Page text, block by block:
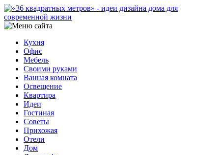
Кухня
Офис
Мебель
Своими руками
Ванная комната
Освещение
Квартира
Идеи
Гостиная
Советы
Прихожая
Отели
Дом